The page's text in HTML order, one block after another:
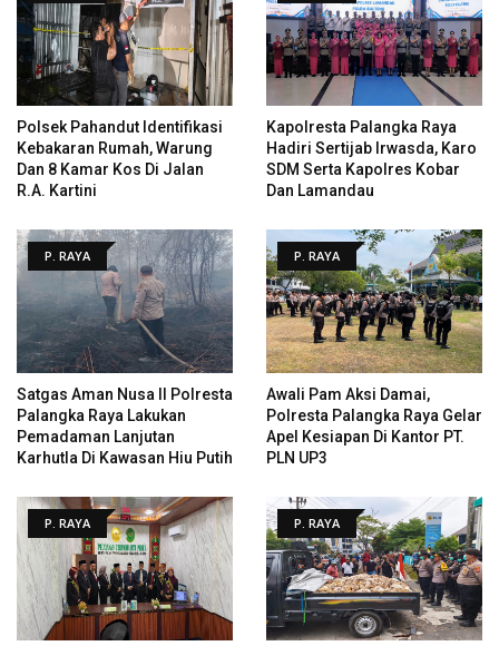
Polsek Pahandut Identifikasi
Kebakaran Rumah, Warung
Dan 8 Kamar Kos Di Jalan
R.A. Kartini
Kapolresta Palangka Raya
Hadiri Sertijab Irwasda, Karo
SDM Serta Kapolres Kobar
Dan Lamandau
P. RAYA
Satgas Aman Nusa II Polresta
Palangka Raya Lakukan
Pemadaman Lanjutan
Karhutla Di Kawasan Hiu Putih
P. RAYA
Awali Pam Aksi Damai,
Polresta Palangka Raya Gelar
Apel Kesiapan Di Kantor PT.
PLN UP3
P. RAYA P. RAYA